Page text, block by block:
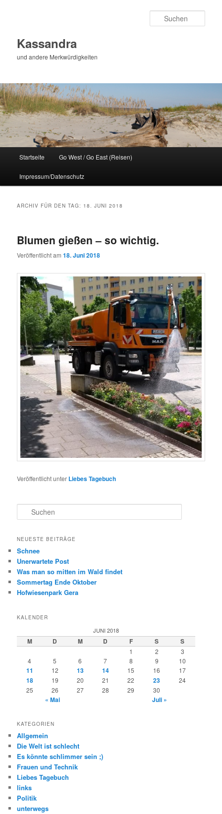
Kassandra
und andere Merkwürdigkeiten
Startseite Go West / Go East (Reisen)
Impressum/Datenschutz
ARCHIV FÜR DEN TAG: 18. JUNI 2018
Blumen gießen – so wichtig.
Veröffentlicht am18. Juni 2018
Veröffentlicht unter Liebes Tagebuch
u
h
n
NEUESTE BEITRÄGE
Schnee
Unerwartete Post
Was man so mitten im Wald findet
Sommertag Ende Oktober
Hofwiesenpark Gera
KALENDER
JUNI 2018
M D M D F S S
1 2
3
4
5 6 7 8 9 10
11 12 13 14 15 16 17
18 19 20 21 22 23
24
25
26 27 28 29 30
« Mai Juli »
KATEGORIEN
Allgemein
Die Welt ist schlecht
Es könnte schlimmer sein ;)
Frauen und Technik
Liebes Tagebuch
links
Politik
unterwegs